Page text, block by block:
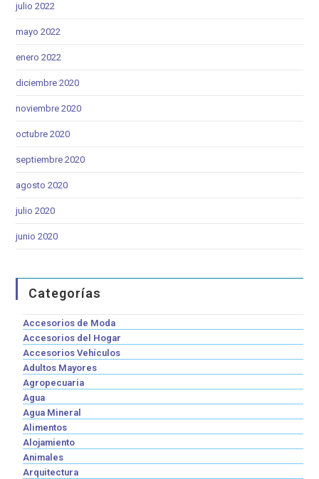
julio 2022
mayo 2022
enero 2022
diciembre 2020
noviembre 2020
octubre 2020
septiembre 2020
agosto 2020
julio 2020
junio 2020
Categorías
Accesorios de Moda
Accesorios del Hogar
Accesorios Vehículos
Adultos Mayores
Agropecuaria
Agua
Agua Mineral
Alimentos
Alojamiento
Animales
Arquitectura